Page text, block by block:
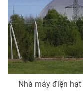
Nhân vật
Khán giả
Giải sao mai
Điện ảnh
Âm nhạc
Sao
Đời sống
Du lịch
Làm đẹp
Chất lượng cuộc
Giáo dục
Tuyển sinh
Học trực tuyến
Công nghệ
Hitech Công nghệ
Nhà máy điện